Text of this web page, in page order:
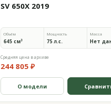
SV 650X 2019
Объём
645 см³
Мощность
75 л.с.
Масса
Нет
Средняя цена в архиве
244 805 ₽
О модели